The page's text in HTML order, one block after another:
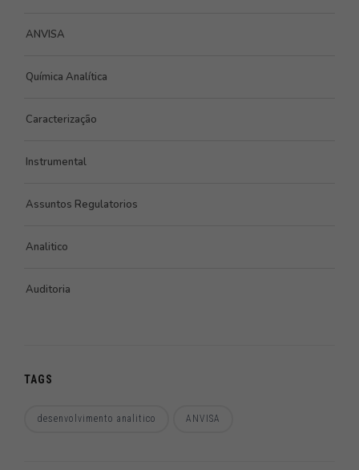
ANVISA
Química Analítica
Caracterização
Instrumental
Assuntos Regulatorios
Analitico
Auditoria
TAGS
desenvolvimento analitico ANVISA